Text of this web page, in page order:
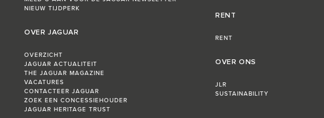
NIEUW TIJDPERK
OVER JAGUAR
OVERZICHT
JAGUAR ACTUALITEIT
THE JAGUAR MAGAZINE
VACATURES
CONTACTEER JAGUAR
ZOEK EEN CONCESSIEHOUDER
JAGUAR HERITAGE TRUST
RENT
RENT
OVER ONS
JLR
SUSTAINABILITY